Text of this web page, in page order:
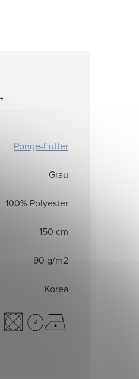
Ponge-Futter
Grau
100% Polyester
150 cm
90 g/m2
Korea